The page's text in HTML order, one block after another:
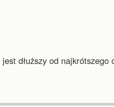
jest dłuższy od najkrótszego